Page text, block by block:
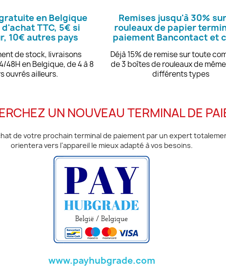
en Belgique
TTC, 5€ si
10€ autres pays
de stock, livraisons
48H en Belgique, de 4 à 8
ouvrés ailleurs.
Remises jusqu'à 30%
rouleaux de papier
paiement Bancontact et
Déjà 15% de remise sur toute
de 3 boîtes de rouleaux de
différents types
UN NOUVEAU TERMINAL DE
de votre prochain terminal de paiement par un expert
orientera vers l'appareil le mieux adapté à vos besoins.
www.payhubgrade.com